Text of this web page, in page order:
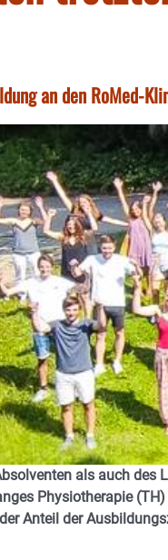
an den RoMed-
als auch des
Physiotherapie
Anteil der